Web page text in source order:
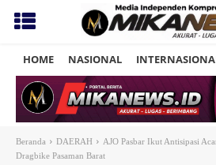
HOME NASIONAL
Beranda DAERAH
AJO Pasbar Ikut Antisipasi
Dragbike Pasaman Barat